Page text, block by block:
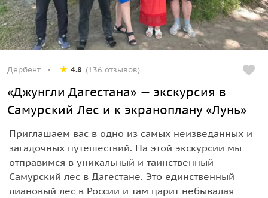
Дербент 4.8 (136 отзывов)
«Джунгли Дагестана» — экскурсия в
Самурский Лес и к экраноплану «Лунь»
Приглашаем вас в одно из самых неизведанных и
загадочных путешествий. На этой экскурсии мы
отправимся в уникальный и таинственный
Самурский лес в Дагестане. Это единственный
лиановый лес в России и там царит небывалая